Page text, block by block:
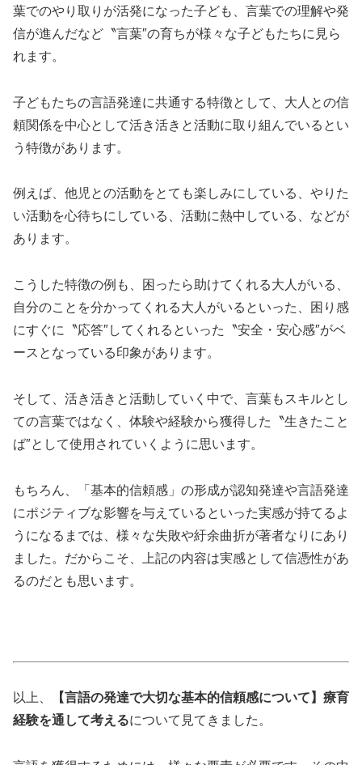
葉でのやり取りが活発になった子ども、言葉での理解や発
信が進んだなど〝言葉″の育ちが様々な子どもたちに見ら
れます。
子どもたちの言語発達に共通する特徴として、大人との信
頼関係を中心として活き活きと活動に取り組んでいるとい
う特徴があります。
例えば、他児との活動をとても楽しみにしている、やりた
い活動を心待ちにしている、活動に熱中している、などが
あります。
こうした特徴の例も、困ったら助けてくれる大人がいる、
自分のことを分かってくれる大人がいるといった、困り感
にすぐに〝応答″してくれるといった〝安全・安心感″がベ
ースとなっている印象があります。
そして、活き活きと活動していく中で、言葉もスキルとし
ての言葉ではなく、体験や経験から獲得した〝生きたこと
ば″として使用されていくように思います。
もちろん、「基本的信頼感」の形成が認知発達や言語発達
にポジティブな影響を与えているといった実感が持てるよ
うになるまでは、様々な失敗や紆余曲折が著者なりにあり
ました。だからこそ、上記の内容は実感として信憑性があ
るのだとも思います。
以上、
【言語の発達で大切な基本的信頼感について】療育
経験を通して考えるについて見てきました。